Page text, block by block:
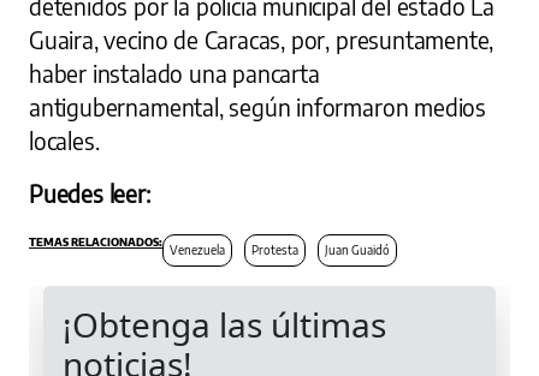
detenidos por la policía municipal del estado La
Guaira, vecino de Caracas, por, presuntamente,
haber instalado una pancarta
antigubernamental, según informaron medios
locales.
Puedes leer:
Venezuela Protesta Juan Guaidó